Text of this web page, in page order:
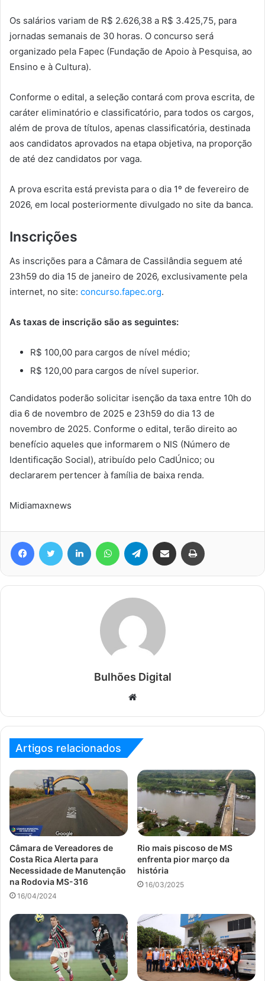
Os salários variam de R$ 2.626,38 a R$ 3.425,75, para
jornadas semanais de 30 horas. O concurso será
organizado pela Fapec (Fundação de Apoio à Pesquisa, ao
Ensino e à Cultura).
Conforme o edital, a seleção contará com prova escrita, de
caráter eliminatório e classificatório, para todos os cargos,
além de prova de títulos, apenas classificatória, destinada
aos candidatos aprovados na etapa objetiva, na proporção
de até dez candidatos por vaga.
A prova escrita está prevista para o dia 1º de fevereiro de
2026, em local posteriormente divulgado no site da banca.
Inscrições
As inscrições para a Câmara de Cassilândia seguem até
23h59 do dia 15 de janeiro de 2026, exclusivamente pela
internet, no site: concurso.fapec.org.
As taxas de inscrição são as seguintes:
R$ 100,00 para cargos de nível médio;
R$ 120,00 para cargos de nível superior.
Candidatos poderão solicitar isenção da taxa entre 10h do
dia 6 de novembro de 2025 e 23h59 do dia 13 de
novembro de 2025. Conforme o edital, terão direito ao
benefício aqueles que informarem o NIS (Número de
Identificação Social), atribuído pelo CadÚnico; ou
declararem pertencer à família de baixa renda.
Midiamaxnews
FacebookTwitter Linkedin WhatsAppTelegram Compartilhar via e-mail
Bulhões Digital
Website
Artigos relacionados
Câmara de Vereadores de
Costa Rica Alerta para
Necessidade de Manutenção
na Rodovia MS-316
16/04/2024
Rio mais piscoso de MS
enfrenta pior março da
história
16/03/2025